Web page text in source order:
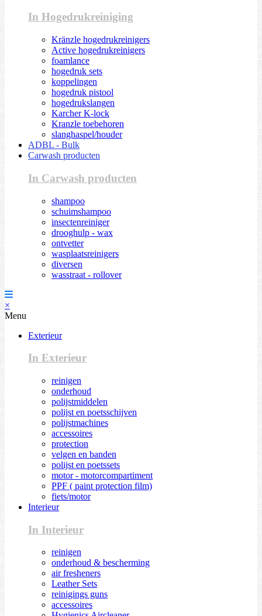
In Hogedrukreiniging
Kränzle hogedrukreinigers
Active hogedrukreinigers
foamlance
hogedruk sets
koppelingen
hogedruk pistool
hogedrukslangen
Karcher K-lock
Kranzle toebehoren
slanghaspel/houder
ADBL - Bulk
Carwash producten
In Carwash producten
shampoo
schuimshampoo
insectenreiniger
drooghulp - wax
ontvetter
wasplaatsreinigers
diversen
wasstraat - rollover
×
Menu
Exterieur
In Exterieur
reinigen
onderhoud
polijstmiddelen
polijst en poetsschijven
polijstmachines
accessoires
protection
velgen en banden
polijst en poetssets
motor - motorcompartiment
PPF ( paint protection film)
fiets/motor
Interieur
In Interieur
reinigen
onderhoud & bescherming
air fresheners
Leather Sets
reinigings guns
accessoires